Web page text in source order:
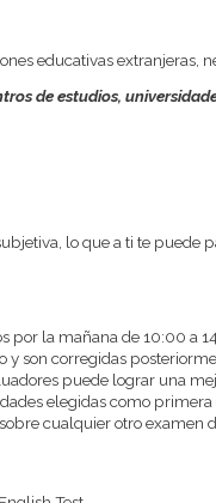
educativas extranjeras,
de estudios,
lo que a ti te
por la mañana de 10:00 a
son corregidas
puede lograr una
elegidas como primera
sobre cualquier otro examen